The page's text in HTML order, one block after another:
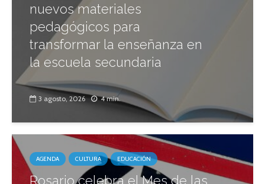
nuevos materiales
pedagógicos para
transformar la enseñanza en
la escuela secundaria
3 agosto, 2026 4 min.
AGENDA CULTURA EDUCACIÓN
Rosario celebra el Mes de las